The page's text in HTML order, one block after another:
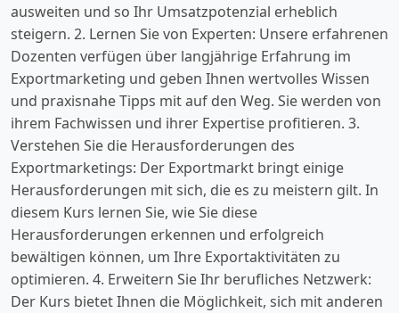
ausweiten und so Ihr Umsatzpotenzial erheblich
steigern. 2. Lernen Sie von Experten: Unsere erfahrenen
Dozenten verfügen über langjährige Erfahrung im
Exportmarketing und geben Ihnen wertvolles Wissen
und praxisnahe Tipps mit auf den Weg. Sie werden von
ihrem Fachwissen und ihrer Expertise profitieren. 3.
Verstehen Sie die Herausforderungen des
Exportmarketings: Der Exportmarkt bringt einige
Herausforderungen mit sich, die es zu meistern gilt. In
diesem Kurs lernen Sie, wie Sie diese
Herausforderungen erkennen und erfolgreich
bewältigen können, um Ihre Exportaktivitäten zu
optimieren. 4. Erweitern Sie Ihr berufliches Netzwerk:
Der Kurs bietet Ihnen die Möglichkeit, sich mit anderen